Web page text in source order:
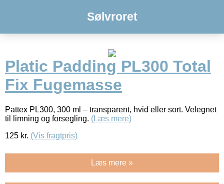
Sølvroret
Platic Padding PL300 Total
Fix Fugemasse
Pattex PL300, 300 ml – transparent, hvid eller sort. Velegnet
til limning og forsegling. (Læs mere)
125 kr. (Vis fragtpris)
Læs mere »